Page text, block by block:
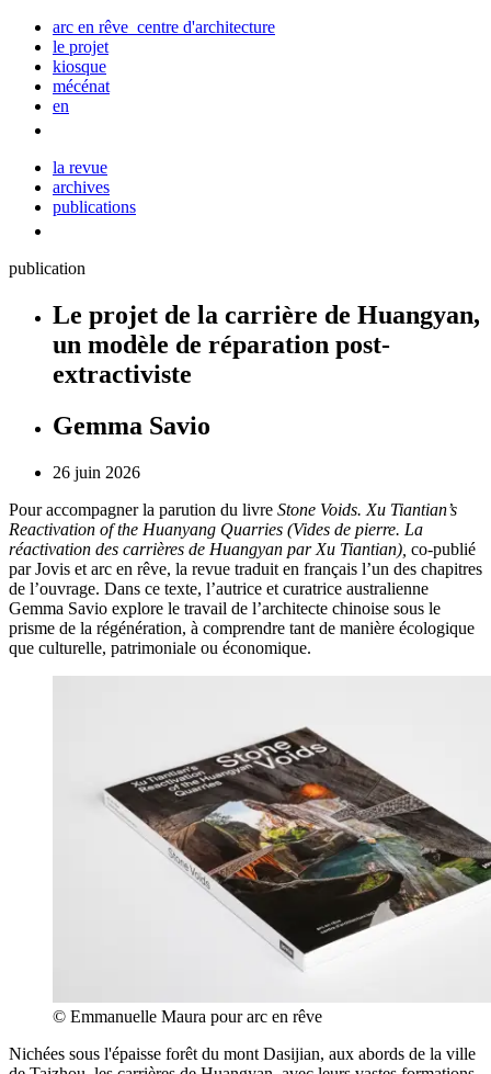
arc en rêve centre d'architecture
le projet
kiosque
mécénat
en
la revue
archives
publications
publication
Le projet de la carrière de Huangyan,
un modèle de réparation post-
extractiviste
Gemma Savio
26 juin 2026
Pour accompagner la parution du livre Stone Voids. Xu Tiantian’s
Reactivation of the Huanyang Quarries (Vides de pierre. La
réactivation des carrières de Huangyan par Xu Tiantian), co-publié
par Jovis et arc en rêve, la revue traduit en français l’un des chapitres
de l’ouvrage. Dans ce texte, l’autrice et curatrice australienne
Gemma Savio explore le travail de l’architecte chinoise sous le
prisme de la régénération, à comprendre tant de manière écologique
que culturelle, patrimoniale ou économique.
© Emmanuelle Maura pour arc en rêve
Nichées sous l'épaisse forêt du mont Dasijian, aux abords de la ville